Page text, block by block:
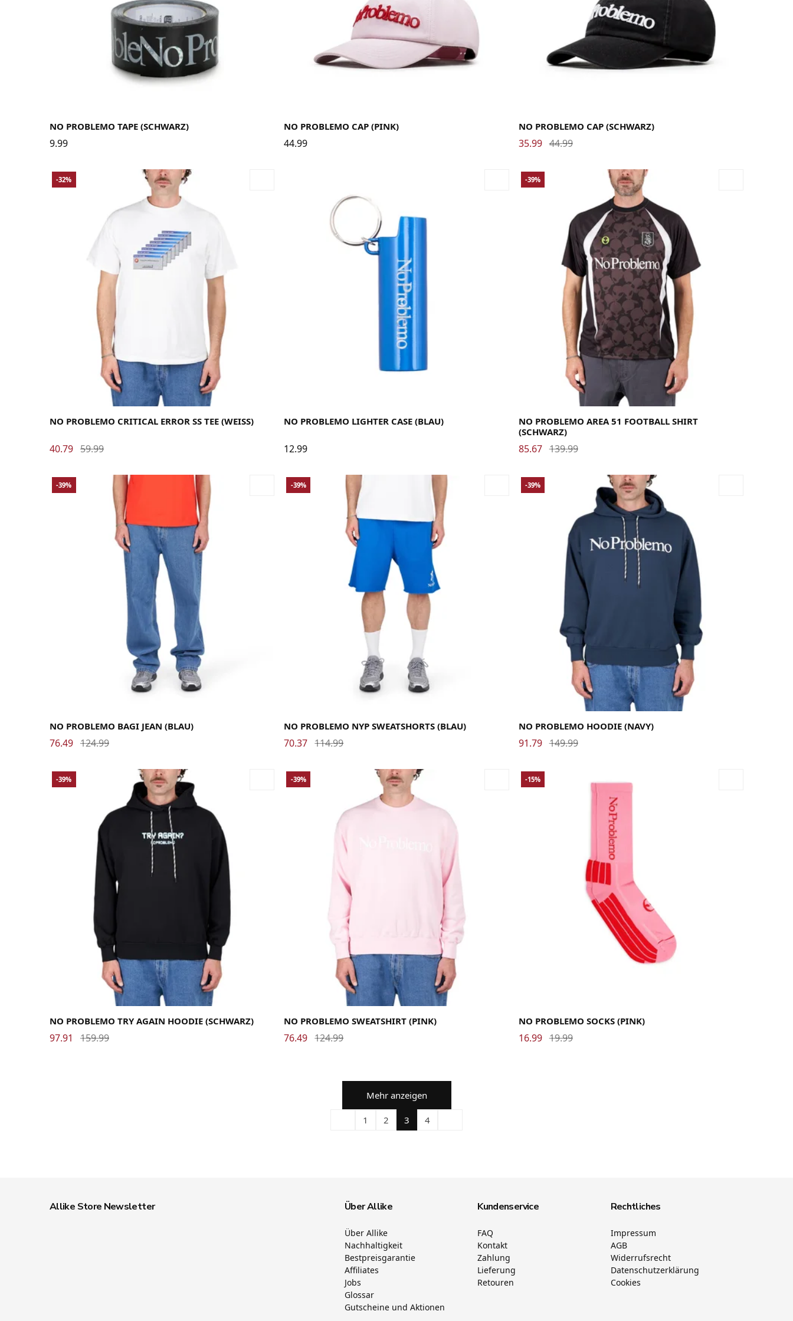
NO PROBLEMO TAPE (SCHWARZ)
9.99
NO PROBLEMO CAP (PINK)
44.99
NO PROBLEMO CAP (SCHWARZ)
35.99 44.99
X-Large
-32%
NO PROBLEMO CRITICAL ERROR SS TEE (WEISS)
40.79 59.99
NO PROBLEMO LIGHTER CASE (BLAU)
12.99
X-Large
-39%
NO PROBLEMO AREA 51 FOOTBALL SHIRT
(SCHWARZ)
85.67 139.99
-39%
NO PROBLEMO BAGI JEAN (BLAU)
76.49 124.99
-39%
NO PROBLEMO NYP SWEATSHORTS (BLAU)
70.37 114.99
X-Large
-39%
NO PROBLEMO HOODIE (NAVY)
91.79 149.99
X-Large
-39%
NO PROBLEMO TRY AGAIN HOODIE (SCHWARZ)
97.91 159.99
X-Large
-39%
NO PROBLEMO SWEATSHIRT (PINK)
76.49 124.99
-15%
NO PROBLEMO SOCKS (PINK)
16.99 19.99
Mehr anzeigen
1 2 3 4
Allike Store Newsletter Über Allike
Über Allike
Nachhaltigkeit
Bestpreisgarantie
Affiliates
Jobs
Glossar
Gutscheine und Aktionen
Kundenservice
FAQ
Kontakt
Zahlung
Lieferung
Retouren
Rechtliches
Impressum
AGB
Widerrufsrecht
Datenschutzerklärung
Cookies